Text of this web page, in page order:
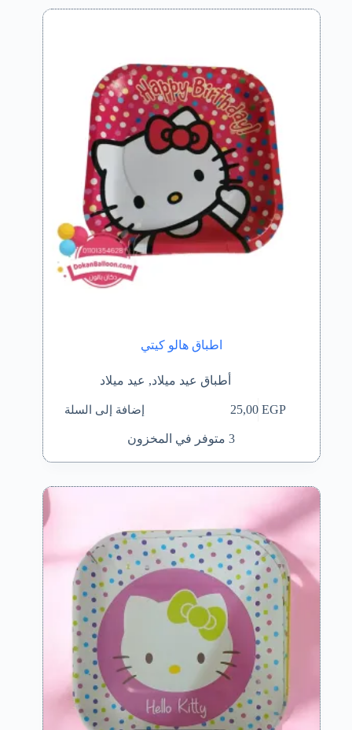
اطباق هالو كيتي
أطباق عيد ميلاد, عيد ميلاد
25,00EGP إضافة إلى السلة
3 متوفر في المخزون